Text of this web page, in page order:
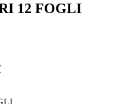
12 FOGLI